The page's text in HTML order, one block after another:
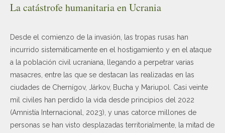
La catástrofe humanitaria en Ucrania
Desde el comienzo de la invasión, las tropas rusas han
incurrido sistemáticamente en el hostigamiento y en el ataque
a la población civil ucraniana, llegando a perpetrar varias
masacres, entre las que se destacan las realizadas en las
ciudades de Chernígov, Járkov, Bucha y Mariupol. Casi veinte
mil civiles han perdido la vida desde principios del 2022
(Amnistía Internacional, 2023), y unas catorce millones de
personas se han visto desplazadas territorialmente, la mitad de